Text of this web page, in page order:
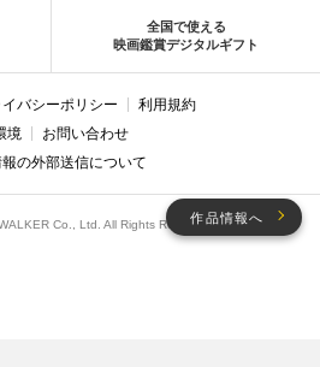
作品情報へ
全国で使える
映画鑑賞デジタルギフト
イバシーポリシー
利用規約
境
お問い合わせ
の外部送信について
Co., Ltd. All Rights Reserved.